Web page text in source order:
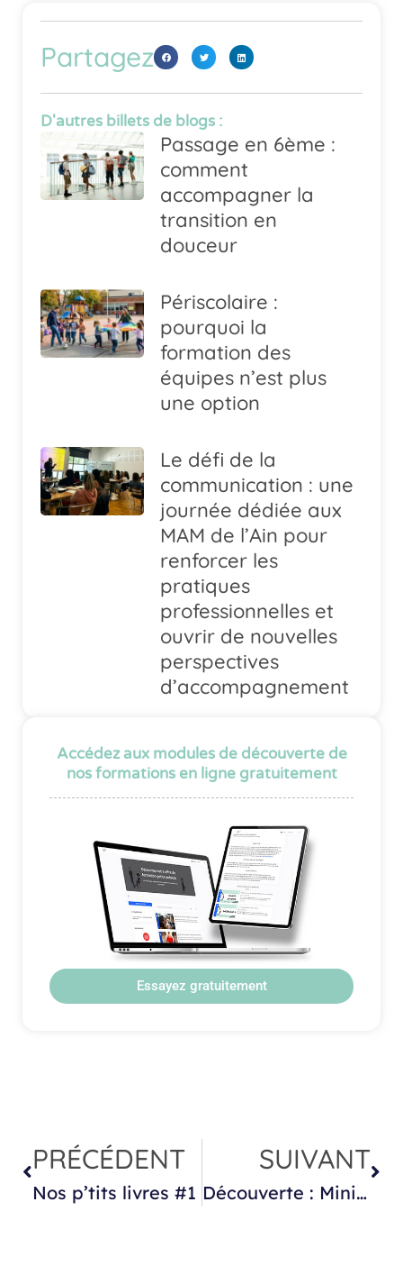
Partagez
D'autres billets de blogs :
Passage en 6ème :
comment
accompagner la
transition en
douceur
Périscolaire :
pourquoi la
formation des
équipes n’est plus
une option
Le défi de la
communication : une
journée dédiée aux
MAM de l’Ain pour
renforcer les
pratiques
professionnelles et
ouvrir de nouvelles
perspectives
d’accompagnement
Accédez aux modules de découverte de
nos formations en ligne gratuitement
Essayez gratuitement
PRÉCÉDENT
Nos p’tits livres #1
SUIVANT
Découverte : Mini World Lyon !